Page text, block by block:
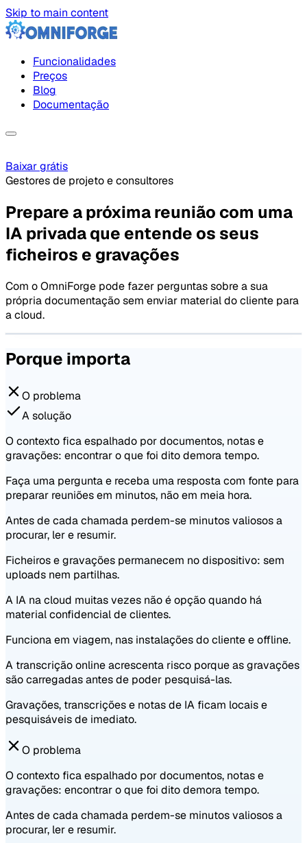
Skip to main content
Funcionalidades
Preços
Blog
Documentação
Baixar grátis
Gestores de projeto e consultores
Prepare a próxima reunião com uma
IA privada que entende os seus
ficheiros e gravações
Com o OmniForge pode fazer perguntas sobre a sua
própria documentação sem enviar material do cliente para
a cloud.
Porque importa
O problema
A solução
O contexto fica espalhado por documentos, notas e
gravações: encontrar o que foi dito demora tempo.
Faça uma pergunta e receba uma resposta com fonte para
preparar reuniões em minutos, não em meia hora.
Antes de cada chamada perdem-se minutos valiosos a
procurar, ler e resumir.
Ficheiros e gravações permanecem no dispositivo: sem
uploads nem partilhas.
A IA na cloud muitas vezes não é opção quando há
material confidencial de clientes.
Funciona em viagem, nas instalações do cliente e offline.
A transcrição online acrescenta risco porque as gravações
são carregadas antes de poder pesquisá-las.
Gravações, transcrições e notas de IA ficam locais e
pesquisáveis de imediato.
O problema
O contexto fica espalhado por documentos, notas e
gravações: encontrar o que foi dito demora tempo.
Antes de cada chamada perdem-se minutos valiosos a
procurar, ler e resumir.